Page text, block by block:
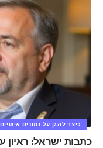
כיצד להגן על נתונים אישיים
כתבות ישראל: ראיון